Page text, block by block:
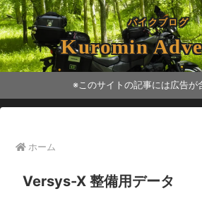
バイクブログ
Kuromin
※このサイトの記事には広告が
ホーム
Versys-X 整備用データ